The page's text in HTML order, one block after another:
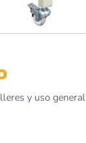
y uso general